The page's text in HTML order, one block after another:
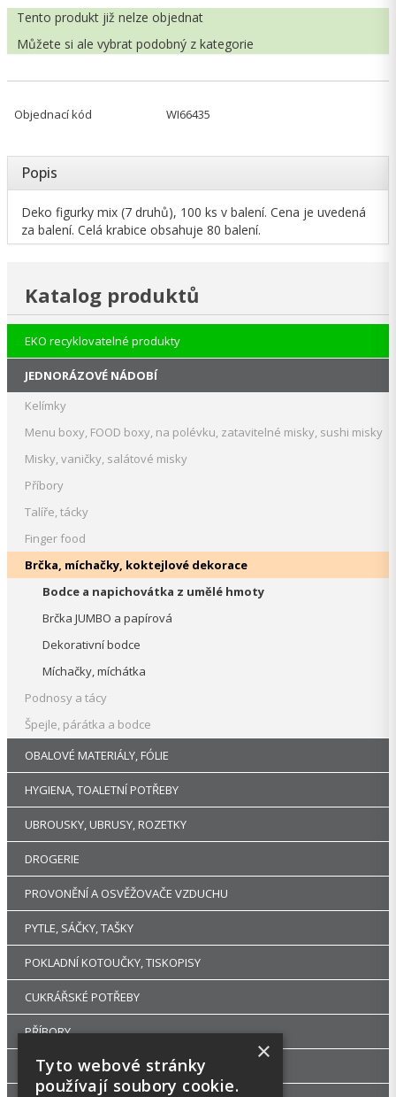
Tento produkt již nelze objednat
Můžete si ale vybrat podobný z kategorie
Objednací kód WI66435
Popis
Deko figurky mix (7 druhů), 100 ks v balení. Cena je uvedená
za balení. Celá krabice obsahuje 80 balení.
Katalog produktů
EKO recyklovatelné produkty
JEDNORÁZOVÉ NÁDOBÍ
Kelímky
Menu boxy, FOOD boxy, na polévku, zatavitelné misky, sushi misky
Misky, vaničky, salátové misky
Příbory
Talíře, tácky
Finger food
Brčka, míchačky, koktejlové dekorace
Bodce a napichovátka z umělé hmoty
Brčka JUMBO a papírová
Dekorativní bodce
Míchačky, míchátka
Podnosy a tácy
Špejle, párátka a bodce
OBALOVÉ MATERIÁLY, FÓLIE
HYGIENA, TOALETNÍ POTŘEBY
UBROUSKY, UBRUSY, ROZETKY
DROGERIE
PROVONĚNÍ A OSVĚŽOVAČE VZDUCHU
PYTLE, SÁČKY, TAŠKY
POKLADNÍ KOTOUČKY, TISKOPISY
CUKRÁŘSKÉ POTŘEBY
PŘÍBORY
RUKAVICE A OCHRANNÉ PRACOVNÍ POMŮCKY
×
Tyto webové stránky
používají soubory cookie.